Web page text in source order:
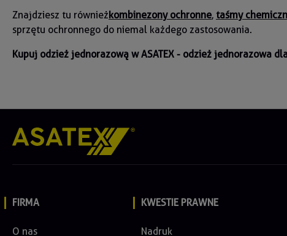
Znajdziesz tu równieżkombinezony ochronne, taśmy
sprzętu ochronnego do niemal każdego zastosowania.
Kupuj odzież jednorazową w ASATEX - odzież jednorazowa
FIRMA
O nas
KWESTIE PRAWNE
Nadruk